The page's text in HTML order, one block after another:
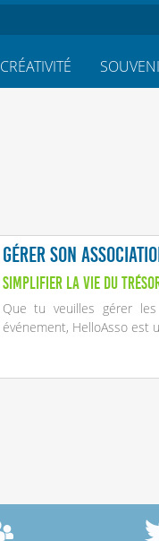
CRÉATIVITÉ
Gérer son
Simplifier la vie du
Que tu veuilles gérer
événement, HelloAsso est